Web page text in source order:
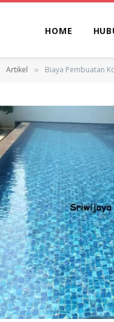
HOME
Artikel » Biaya Pembuatan